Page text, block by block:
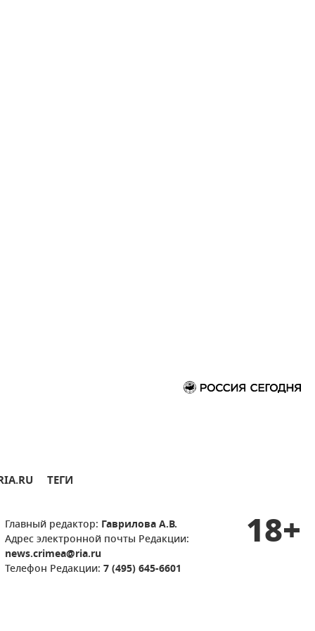
ТЕГИ
Главный редактор: Гаврилова А.В.
Адрес электронной почты Редакции:
news.crimea@ria.ru
Телефон Редакции: 7 (495) 645-6601
18+